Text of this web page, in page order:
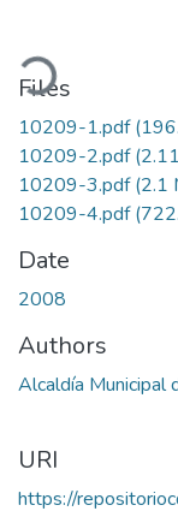
Files
10209-1.pdf
10209-2.pdf
10209-3.pdf(2.1
10209-4.pdf
Date
2008
Authors
Alcaldía Municipal
URI
https://